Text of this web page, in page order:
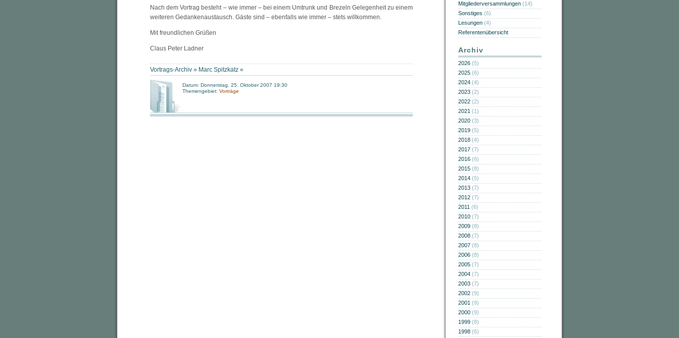
Nach dem Vortrag besteht – wie immer – bei einem Umtrunk und Brezeln Gelegenheit zu einem
weiteren Gedankenaustausch. Gäste sind – ebenfalls wie immer – stets willkommen.
Mit freundlichen Grüßen
Claus Peter Ladner
Vortrags-Archiv » Marc Spitzkatz «
Datum: Donnerstag, 25. Oktober 2007 19:30
Themengebiet: Vorträge
Mitgliederversammlungen (14)
Sonstiges (6)
Lesungen (4)
Referentenübersicht
Archiv
2026 (5)
2025 (6)
2024 (4)
2023 (2)
2022 (2)
2021 (1)
2020 (3)
2019 (5)
2018 (4)
2017 (7)
2016 (6)
2015 (8)
2014 (5)
2013 (7)
2012 (7)
2011 (6)
2010 (7)
2009 (8)
2008 (7)
2007 (8)
2006 (8)
2005 (7)
2004 (7)
2003 (7)
2002 (9)
2001 (9)
2000 (9)
1999 (8)
1998 (6)